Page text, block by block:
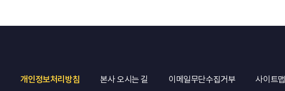
개인정보처리방침 본사 오시는 길 이메일무단수집거부 사이트맵